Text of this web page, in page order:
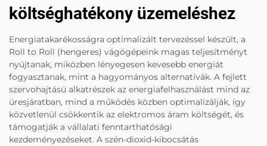
költséghatékony üzemeléshez
Energiatakarékosságra optimalizált tervezéssel készült, a
Roll to Roll (hengeres) vágógépeink magas teljesítményt
nyújtanak, miközben lényegesen kevesebb energiát
fogyasztanak, mint a hagyományos alternatívák. A fejlett
szervohajtású alkatrészek az energiafelhasználást mind az
üresjáratban, mind a működés közben optimalizálják, így
közvetlenül csökkentik az elektromos áram költségét, és
támogatják a vállalati fenntarthatósági
kezdeményezéseket. A szén-dioxid-kibocsátás